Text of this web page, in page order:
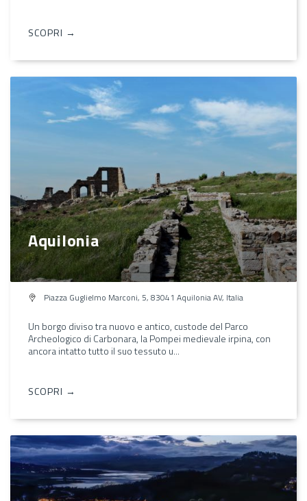
SCOPRI →
Aquilonia
Piazza Guglielmo Marconi, 5, 83041 Aquilonia AV, Italia
Un borgo diviso tra nuovo e antico, custode del Parco
Archeologico di Carbonara, la Pompei medievale irpina, con
ancora intatto tutto il suo tessuto u...
SCOPRI →